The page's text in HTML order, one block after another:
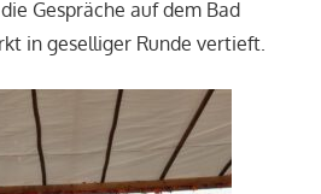
Gespräche auf dem Bad
in geselliger Runde vertieft.